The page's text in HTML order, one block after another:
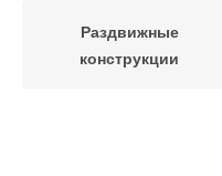
Раздвижные
конструкции